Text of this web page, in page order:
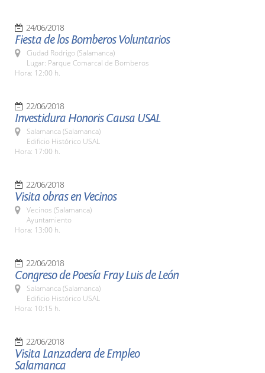
24/06/2018
Fiesta de los Bomberos Voluntarios
Ciudad Rodrigo (Salamanca)
Lugar: Parque Comarcal de Bomberos
Hora: 12:00 h.
22/06/2018
Investidura Honoris Causa USAL
Salamanca (Salamanca)
Edificio Histórico USAL
Hora: 17:00 h.
22/06/2018
Visita obras en Vecinos
Vecinos (Salamanca)
Ayuntamiento
Hora: 13:00 h.
22/06/2018
Congreso de Poesía Fray Luis de León
Salamanca (Salamanca)
Edificio Histórico USAL
Hora: 10:15 h.
22/06/2018
Visita Lanzadera de Empleo
Salamanca